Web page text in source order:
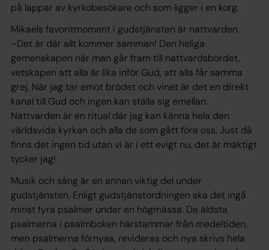
på lappar av kyrkobesökare och som ligger i en korg.
Mikaels favoritmoment i gudstjänsten är nattvarden.
–Det är där allt kommer samman! Den heliga
gemenskapen när man går fram till nattvardsbordet,
vetskapen att alla är lika inför Gud, att alla får samma
grej. När jag tar emot brödet och vinet är det en direkt
kanal till Gud och ingen kan ställa sig emellan.
Nattvarden är en ritual där jag kan känna hela den
världsvida kyrkan och alla de som gått före oss. Just då
finns det ingen tid utan vi är i ett evigt nu, det är mäktigt
tycker jag!
Musik och sång är en annan viktig del under
gudstjänsten. Enligt gudstjänstordningen ska det ingå
minst fyra psalmer under en högmässa. De äldsta
psalmerna i psalmboken härstammar från medeltiden,
men psalmerna förnyas, revideras och nya skrivs hela